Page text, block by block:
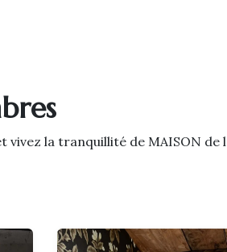
la tranquillité de MAISON de